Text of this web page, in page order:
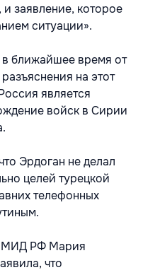
заявление, которое
ситуации».
ближайшее время от
на этот
является
войск в Сирии
Эрдоган не делал
целей турецкой
телефонных
МИД РФ Мария
что